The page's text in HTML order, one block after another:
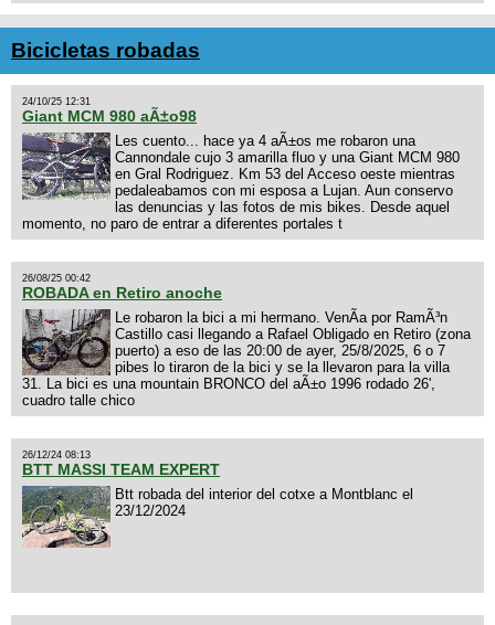
Bicicletas robadas
24/10/25 12:31
Giant MCM 980 aÃ±o98
Les cuento... hace ya 4 aÃ±os me robaron una
Cannondale cujo 3 amarilla fluo y una Giant MCM 980
en Gral Rodriguez. Km 53 del Acceso oeste mientras
pedaleabamos con mi esposa a Lujan. Aun conservo
las denuncias y las fotos de mis bikes. Desde aquel
momento, no paro de entrar a diferentes portales t
26/08/25 00:42
ROBADA en Retiro anoche
Le robaron la bici a mi hermano. VenÃ­a por RamÃ³n
Castillo casi llegando a Rafael Obligado en Retiro (zona
puerto) a eso de las 20:00 de ayer, 25/8/2025, 6 o 7
pibes lo tiraron de la bici y se la llevaron para la villa
31. La bici es una mountain BRONCO del aÃ±o 1996 rodado 26',
cuadro talle chico
26/12/24 08:13
BTT MASSI TEAM EXPERT
Btt robada del interior del cotxe a Montblanc el
23/12/2024